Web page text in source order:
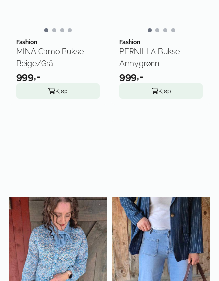
Fashion
MINA Camo Bukse
Beige/Grå
999,-
Kjøp
Fashion
PERNILLA Bukse
Armygrønn
999,-
Kjøp